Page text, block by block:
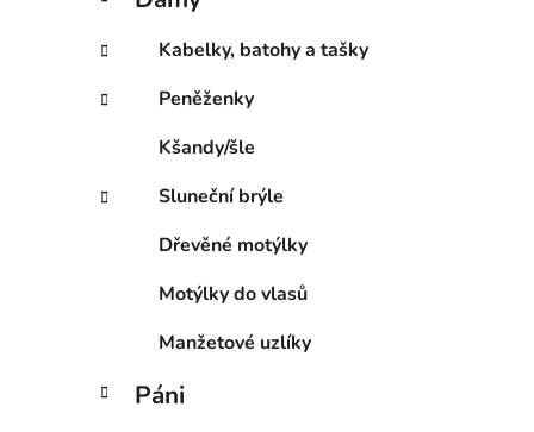
p
a
e
e
o
i
Kabelky, batohy a tašky
Peněženky
Kšandy/šle
Sluneční brýle
Dřevěné motýlky
Motýlky do vlasů
Manžetové uzlíky
Páni